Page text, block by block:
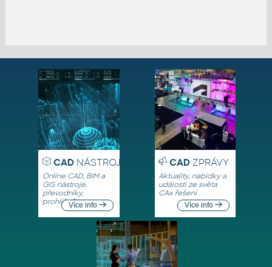
CADNÁSTROJE
Online CAD, BIM a
GIS nástroje,
převodníky,
prohlížečeVíce info
CADZPRÁVY
Aktuality, nabídky a
události ze světa
CAx řešení
Více info